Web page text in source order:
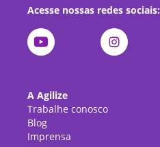
Acesse nossas redes sociais:
A Agilize
Trabalhe conosco
Blog
Imprensa